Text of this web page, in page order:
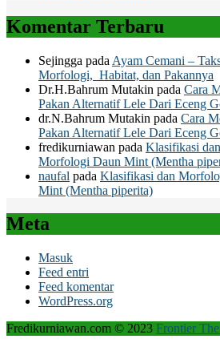
Komentar Terbaru
Sejingga pada Ayam Cemani –
Morfologi, Habitat, dan Pakannya
Dr.H.Bahrum Mutakin pada Cara
Pakan Alternatif Lele Dari Eceng
dr.N.Bahrum Mutakin pada Cara
Pakan Alternatif Lele Dari Eceng
fredikurniawan pada Klasifikasi dan
Morfologi Daun Mint (Mentha
naufal pada Klasifikasi dan
Mint (Mentha piperita)
Meta
Masuk
Feed entri
Feed komentar
WordPress.org
Fredikurniawan.com © 2023 Frontier